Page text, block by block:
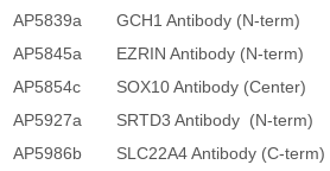
AP5839a
GCH1 Antibody (N-term)
AP5845a
EZRIN Antibody (N-term)
AP5854c
SOX10 Antibody (Center)
AP5927a
SRTD3 Antibody (N-term)
AP5986b
SLC22A4 Antibody (C-term)